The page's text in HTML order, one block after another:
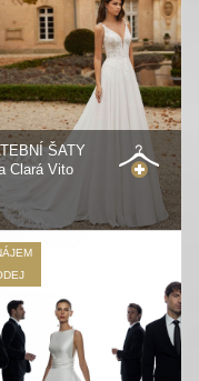
ŠATY
Clará Vito